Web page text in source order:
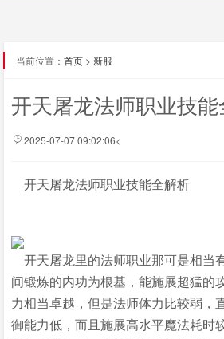
当前位置： 首页 > 新服
开天屠龙法师职业技
2025-07-07 09:02:06<
开天屠龙法师职业技能全解析
开天屠龙里的法师职业那可是相当
间锻炼的内功为根基，能施展超猛的
力相当卓越，但是法师体力比较弱，
御能力低，而且施展高水平魔法耗时